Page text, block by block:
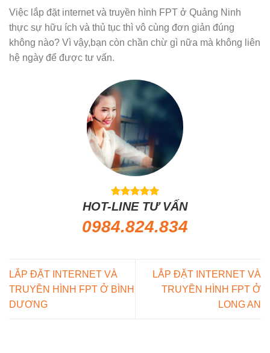
Việc lắp đặt internet và truyền hình FPT ở Quảng Ninh
thực sự hữu ích và thủ tục thì vô cùng đơn giản đúng
không nào? Vì vậy,bạn còn chần chừ gì nữa mà không liên
hệ ngày để được tư vấn.
HOT-LINE TƯ VẤN
0984.824.834
LẮP ĐẶT INTERNET VÀ
TRUYỀN HÌNH FPT Ở BÌNH
DƯƠNG
LẮP ĐẶT INTERNET VÀ
TRUYỀN HÌNH FPT Ở
LONG AN